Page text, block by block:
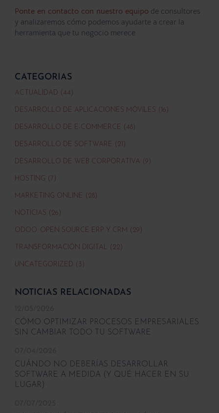
Ponte en contacto con nuestro equipo de consultores
y analizaremos cómo podemos ayudarte a crear la
herramienta que tu negocio merece
CATEGORIAS
ACTUALIDAD (44)
DESARROLLO DE APLICACIONES MÓVILES (16)
DESARROLLO DE E-COMMERCE (48)
DESARROLLO DE SOFTWARE (21)
DESARROLLO DE WEB CORPORATIVA (9)
HOSTING (7)
MARKETING ONLINE (28)
NOTICIAS (26)
ODOO: OPEN SOURCE ERP Y CRM (29)
TRANSFORMACIÓN DIGITAL (22)
UNCATEGORIZED (3)
NOTICIAS RELACIONADAS
CÓMO OPTIMIZAR PROCESOS EMPRESARIALES
SIN CAMBIAR TODO TU SOFTWARE
CUÁNDO NO DEBERÍAS DESARROLLAR
SOFTWARE A MEDIDA (Y QUÉ HACER EN SU
LUGAR)